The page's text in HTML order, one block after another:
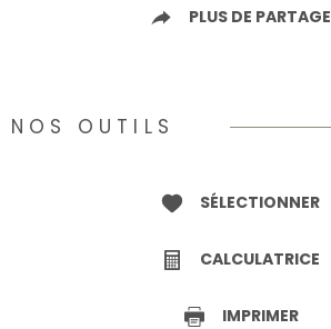
PLUS DE PARTAGE
NOS OUTILS
SÉLECTIONNER
CALCULATRICE
IMPRIMER